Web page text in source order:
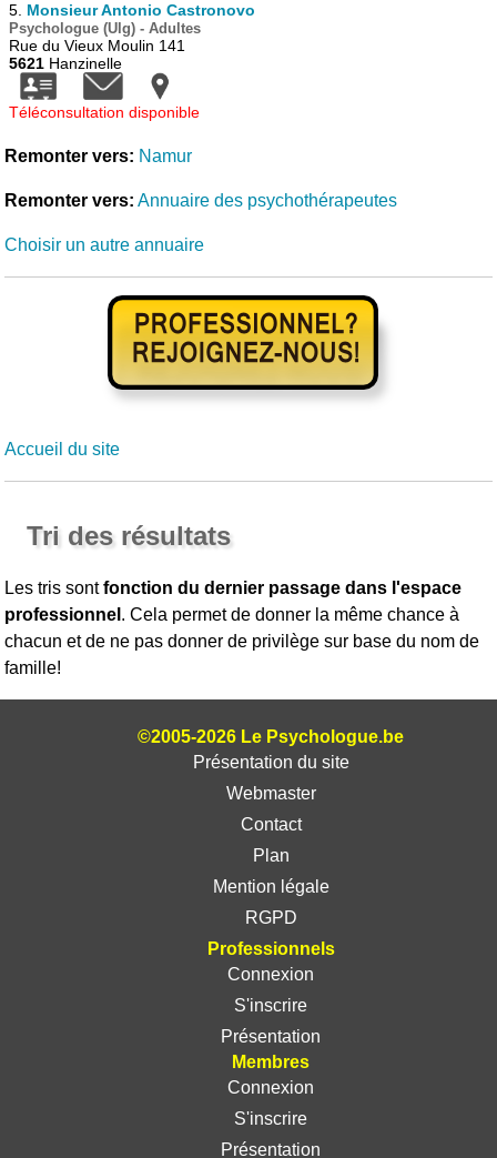
5. Monsieur Antonio Castronovo
Psychologue (Ulg) - Adultes
Rue du Vieux Moulin 141
5621 Hanzinelle
Téléconsultation disponible
Remonter vers: Namur
Remonter vers: Annuaire des psychothérapeutes
Choisir un autre annuaire
Accueil du site
Tri des résultats
Les tris sontfonction du dernier passage dans l'espace
professionnel . Cela permet de donner la même chance à
chacun et de ne pas donner de privilège sur base du nom de
famille!
©2005-2026 Le Psychologue.be
Présentation du site
Webmaster
Contact
Plan
Mention légale
RGPD
Professionnels
Connexion
S'inscrire
Présentation
Membres
Connexion
S'inscrire
Présentation